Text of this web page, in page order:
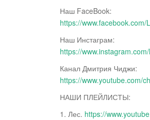
Наш FaceBook:
https://www.facebook.com/
Наш Инстаграм:
https://
Канал Дмитрия Чиджи:
https://www.youtube.com/
НАШИ ПЛЕЙЛИСТЫ:
1. Лес. https://